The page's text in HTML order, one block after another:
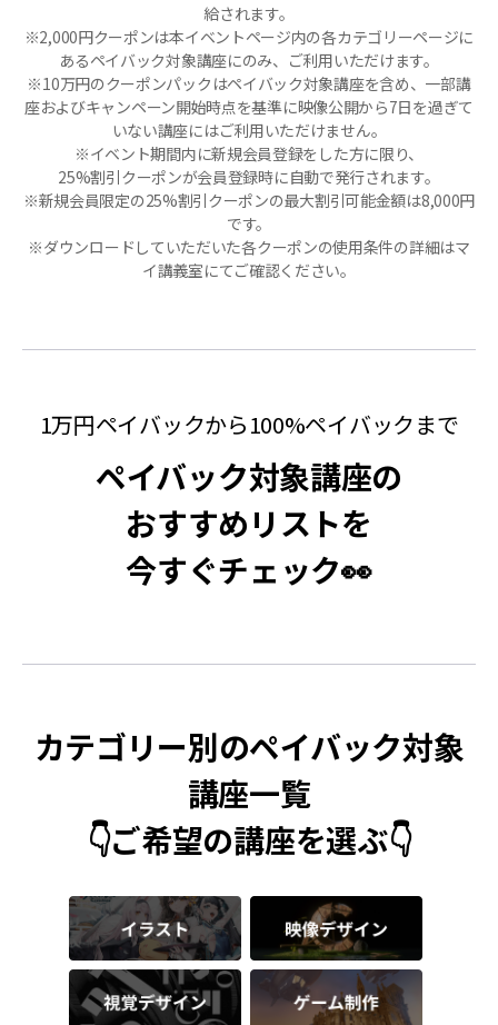
給されます。
※2,000円クーポンは本イベントページ内の各カテゴリーページに
あるペイバック対象講座にのみ、ご利用いただけます。
※10万円のクーポンパックはペイバック対象講座を含め、一部講
座およびキャンペーン開始時点を基準に映像公開から7日を過ぎて
いない講座にはご利用いただけません。
※イベント期間内に新規会員登録をした方に限り、
25%割引クーポンが会員登録時に自動で発行されます。
※新規会員限定の25%割引クーポンの最大割引可能金額は8,000円
です。
※ダウンロードしていただいた各クーポンの使用条件の詳細はマ
イ講義室にてご確認ください。
1万円ペイバックから100%ペイバックまで
ペイバック対象講座の
おすすめリストを
今すぐチェック👀
カテゴリー別のペイバック対象
講座一覧
👇ご希望の講座を選ぶ👇